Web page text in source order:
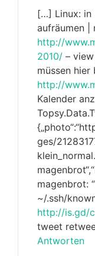
[…] Linux: in
aufräumen |
http://
2010/ –
müssen hier
http://
Kalender
ges/
magenbrot:
~/.ssh/
http://is.gd/
tweet
Antworten